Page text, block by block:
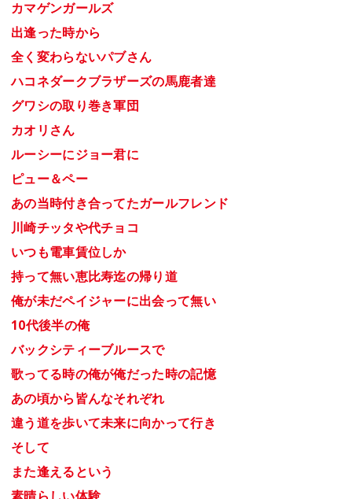
カマゲンガールズ
出逢った時から
全く変わらないパブさん
ハコネダークブラザーズの馬鹿者達
グワシの取り巻き軍団
カオリさん
ルーシーにジョー君に
ピュー＆ペー
あの当時付き合ってたガールフレンド
川崎チッタや代チョコ
いつも電車賃位しか
持って無い恵比寿迄の帰り道
俺が未だペイジャーに出会って無い
10代後半の俺
バックシティーブルースで
歌ってる時の俺が俺だった時の記憶
あの頃から皆んなそれぞれ
違う道を歩いて未来に向かって行き
そして
また逢えるという